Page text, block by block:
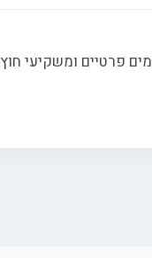
פרטיים ומשקיעי חוץ